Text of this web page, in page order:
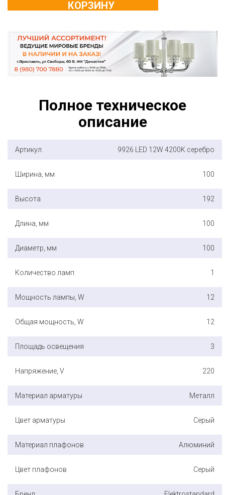
КОРЗИНУ
Полное техническое
описание
Артикул 9926 LED 12W 4200K серебро
Ширина, мм 100
Высота 192
Длина, мм 100
Диаметр, мм 100
Количество ламп 1
Мощность лампы, W 12
Общая мощность, W 12
Площадь освещения 3
Напряжение, V 220
Материал арматуры Металл
Цвет арматуры Серый
Материал плафонов Алюминий
Цвет плафонов Серый